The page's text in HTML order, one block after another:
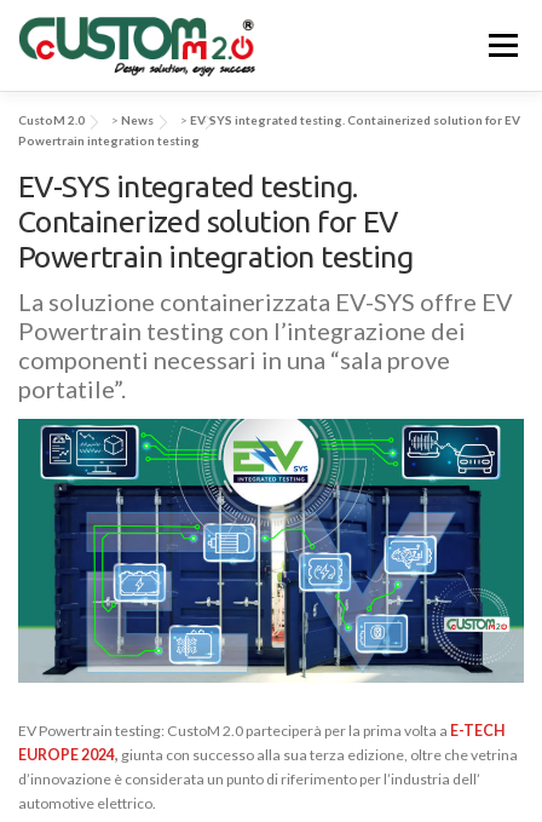
contenuto
Menu
CHI SIAMO ATTIVITÀ & SERVIZI
APPLICAZIONI & SOLUZIONI EV-SYS
CustoM 2.0 > News > EV-SYS integrated testing. Containerized solution for EV
Powertrain integration testing
EV-SYS integrated testing.
Containerized solution for EV
Powertrain integration testing
La soluzione containerizzata EV-SYS offre EV
Powertrain testing con l’integrazione dei
componenti necessari in una “sala prove
portatile”.
EV Powertrain testing: CustoM 2.0 parteciperà per la prima volta a E-TECH
EUROPE 2024, giunta con successo alla sua terza edizione, oltre che vetrina
d’innovazione è considerata un punto di riferimento per l’industria dell’
automotive elettrico.